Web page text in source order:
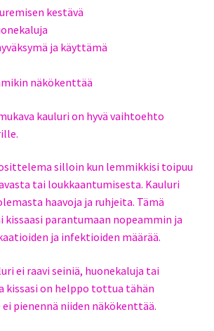
kestävä
ja käyttämä
näkökenttää
kauluri on hyvä vaihtoehto
silloin kun lemmikkisi toipuu
tai loukkaantumisesta. Kauluri
haavoja ja ruhjeita. Tämä
parantumaan nopeammin ja
ja infektioiden määrää.
ei raavi seiniä, huonekaluja tai
kissasi on helppo tottua tähän
ei pienennä niiden näkökenttää.